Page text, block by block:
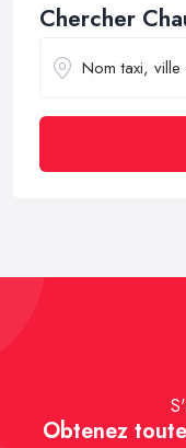
Chercher
Obtenez